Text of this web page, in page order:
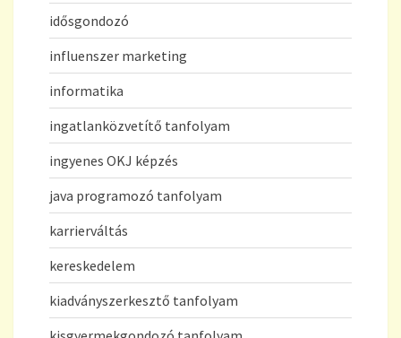
idősgondozó
influenszer marketing
informatika
ingatlanközvetítő tanfolyam
ingyenes OKJ képzés
java programozó tanfolyam
karrierváltás
kereskedelem
kiadványszerkesztő tanfolyam